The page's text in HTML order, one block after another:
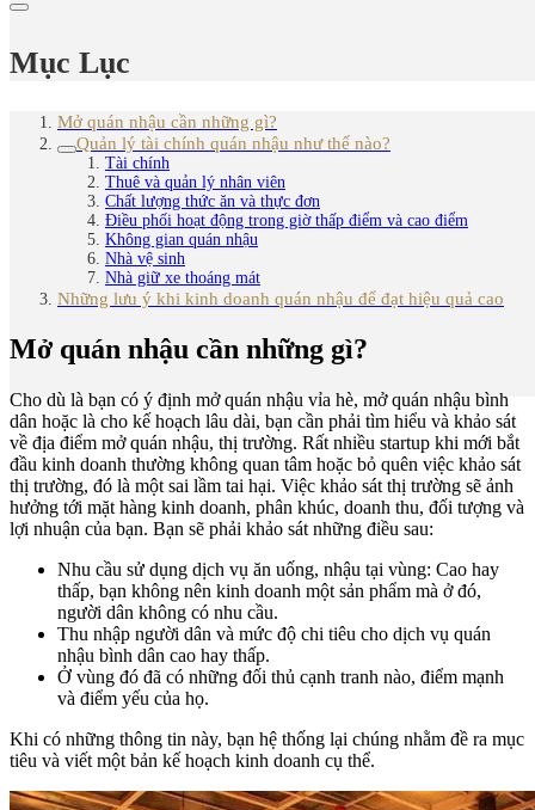
Mục Lục
Mở quán nhậu cần những gì?
Quản lý tài chính quán nhậu như thế nào?
Tài chính
Thuê và quản lý nhân viên
Chất lượng thức ăn và thực đơn
Điều phối hoạt động trong giờ thấp điểm và cao điểm
Không gian quán nhậu
Nhà vệ sinh
Nhà giữ xe thoáng mát
Những lưu ý khi kinh doanh quán nhậu để đạt hiệu quả cao
Mở quán nhậu cần những gì?
Cho dù là bạn có ý định mở quán nhậu vỉa hè, mở quán nhậu bình
dân hoặc là cho kế hoạch lâu dài, bạn cần phải tìm hiểu và khảo sát
về địa điểm mở quán nhậu, thị trường. Rất nhiều startup khi mới bắt
đầu kinh doanh thường không quan tâm hoặc bỏ quên việc khảo sát
thị trường, đó là một sai lầm tai hại. Việc khảo sát thị trường sẽ ảnh
hưởng tới mặt hàng kinh doanh, phân khúc, doanh thu, đối tượng và
lợi nhuận của bạn. Bạn sẽ phải khảo sát những điều sau:
Nhu cầu sử dụng dịch vụ ăn uống, nhậu tại vùng: Cao hay
thấp, bạn không nên kinh doanh một sản phẩm mà ở đó,
người dân không có nhu cầu.
Thu nhập người dân và mức độ chi tiêu cho dịch vụ quán
nhậu bình dân cao hay thấp.
Ở vùng đó đã có những đối thủ cạnh tranh nào, điểm mạnh
và điểm yếu của họ.
Khi có những thông tin này, bạn hệ thống lại chúng nhằm đề ra mục
tiêu và viết một bản kế hoạch kinh doanh cụ thể.